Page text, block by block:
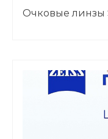
Очковые линзы